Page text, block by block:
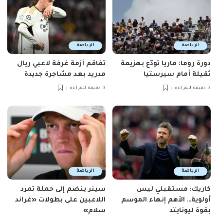
الرياضة
دورة روما: ماريا تودّع بهزيمة
ثقيلة أمام سيرستيا
3 دقيقة للقراءة
الرياضة
تفاقم أزمة غرفة لاعبي ريال
مدريد بعد مشاجرة جديدة
3 دقيقة للقراءة
الرياضة
كاريك: مستقبلي ليس
أولوية… الأهم إنهاء الموسم
بقوة ليونايتد
الرياضة
سينر ينضم إلى حملة تمرد
اللاعبين على بطولات «غراند
سلام»